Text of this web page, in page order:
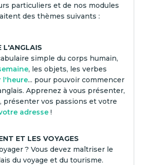
particuliers et de nos modules
des thèmes suivants :
L'ANGLAIS
simple du corps humain,
, les objets, les verbes
l'heure... pour pouvoir commencer
Apprenez à vous présenter,
, présenter vos passions et votre
adresse !
ET LES VOYAGES
? Vous devez maîtriser le
du voyage et du tourisme.